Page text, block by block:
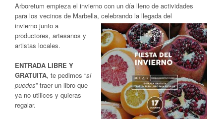
Arboretum empieza el invierno con un día lleno de actividades
para los vecinos de Marbella, celebrando la llegada del
invierno junto a
productores, artesanos y
artistas locales.
ENTRADA LIBRE Y
GRATUITA, te pedimos “si
puedes” traer un libro que
ya no utilices y quieras
regalar.